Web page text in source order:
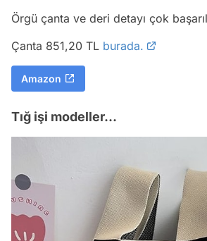
Örgü çanta ve deri detayı çok
Çanta 851,20 TL burada.
Amazon
Tığ işi modeller...